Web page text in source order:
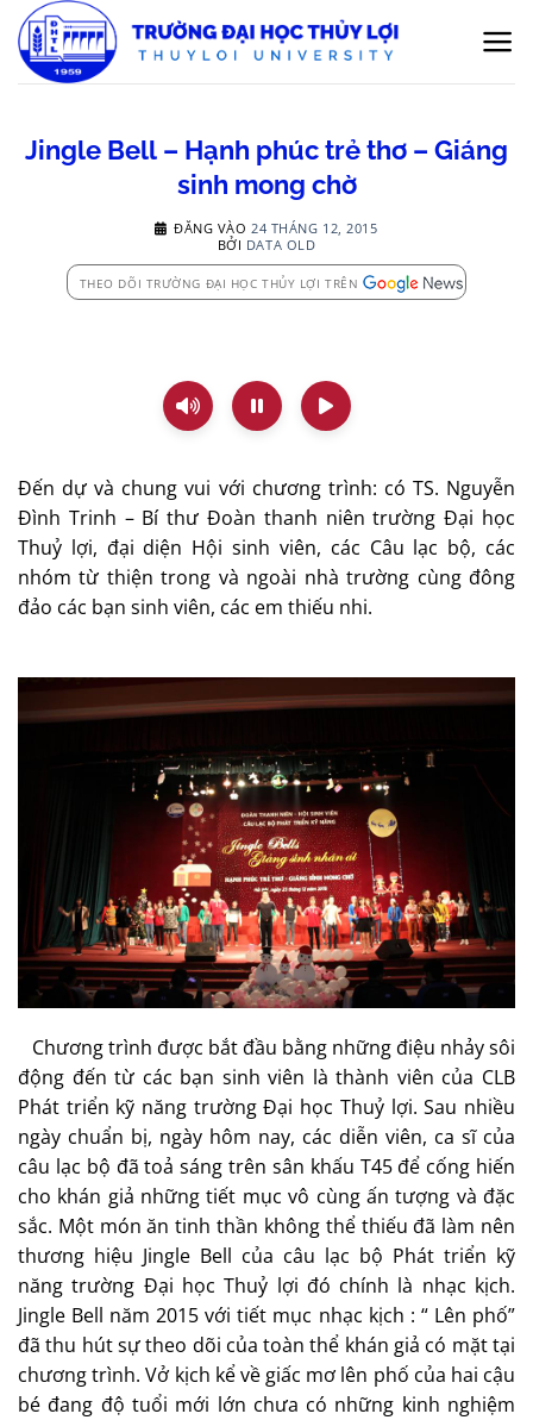
qua
nội
Jingle Bell – Hạnh phúc trẻ thơ – Giáng
sinh mong chờ
ĐĂNG VÀO 24 THÁNG 12, 2015
BỞI DATA OLD
THEO DÕI TRƯỜNG ĐẠI HỌC THỦY LỢI TRÊN
Đến dự và chung vui với chương trình: có TS. Nguyễn
Đình Trinh – Bí thư Đoàn thanh niên trường Đại học
Thuỷ lợi, đại diện Hội sinh viên, các Câu lạc bộ, các
nhóm từ thiện trong và ngoài nhà trường cùng đông
đảo các bạn sinh viên, các em thiếu nhi.
Chương trình được bắt đầu bằng những điệu nhảy sôi
động đến từ các bạn sinh viên là thành viên của CLB
Phát triển kỹ năng trường Đại học Thuỷ lợi. Sau nhiều
ngày chuẩn bị, ngày hôm nay, các diễn viên, ca sĩ của
câu lạc bộ đã toả sáng trên sân khấu T45 để cống hiến
cho khán giả những tiết mục vô cùng ấn tượng và đặc
sắc. Một món ăn tinh thần không thể thiếu đã làm nên
thương hiệu Jingle Bell của câu lạc bộ Phát triển kỹ
năng trường Đại học Thuỷ lợi đó chính là nhạc kịch.
Jingle Bell năm 2015 với tiết mục nhạc kịch : “ Lên phố”
đã thu hút sự theo dõi của toàn thể khán giả có mặt tại
chương trình. Vở kịch kể về giấc mơ lên phố của hai cậu
bé đang độ tuổi mới lớn chưa có những kinh nghiệm